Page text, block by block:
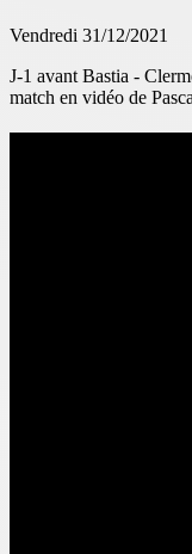
Vendredi 31/12/2021
J-1 avant Bastia -
match en vidéo de